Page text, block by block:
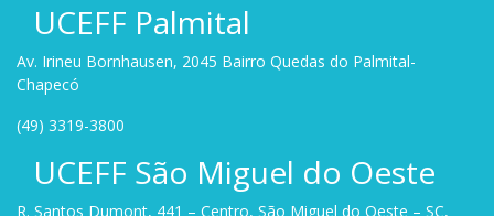
UCEFF Palmital
Av. Irineu Bornhausen, 2045 Bairro Quedas do Palmital-
Chapecó
(49) 3319-3800
UCEFF São Miguel do Oeste
R. Santos Dumont, 441 – Centro, São Miguel do Oeste – SC,